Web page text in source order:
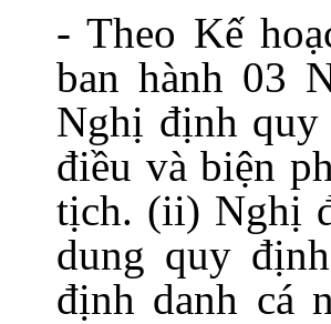
- Theo Kế
ban hành 03
Nghị định
điều và biện
tịch. (ii) Nghị
dung quy
định danh cá